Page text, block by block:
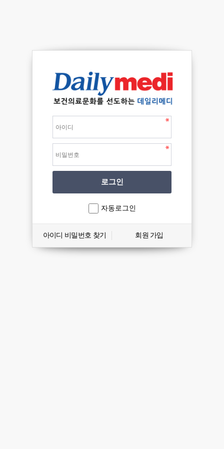
자동로그인
아이디 비밀번호 찾기 회원 가입